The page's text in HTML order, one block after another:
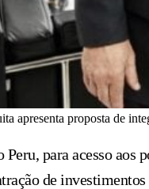
apresenta proposta de
para acesso
de